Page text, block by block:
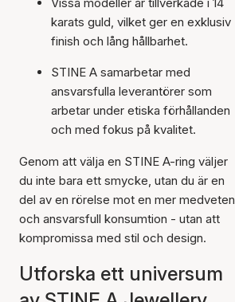
karats guld, vilket ger en exklusiv
finish och lång hållbarhet.
STINE A samarbetar med
ansvarsfulla leverantörer som
arbetar under etiska förhållanden
och med fokus på kvalitet.
Genom att välja en STINE A-ring väljer
du inte bara ett smycke, utan du är en
del av en rörelse mot en mer medveten
och ansvarsfull konsumtion - utan att
kompromissa med stil och design.
Utforska ett universum